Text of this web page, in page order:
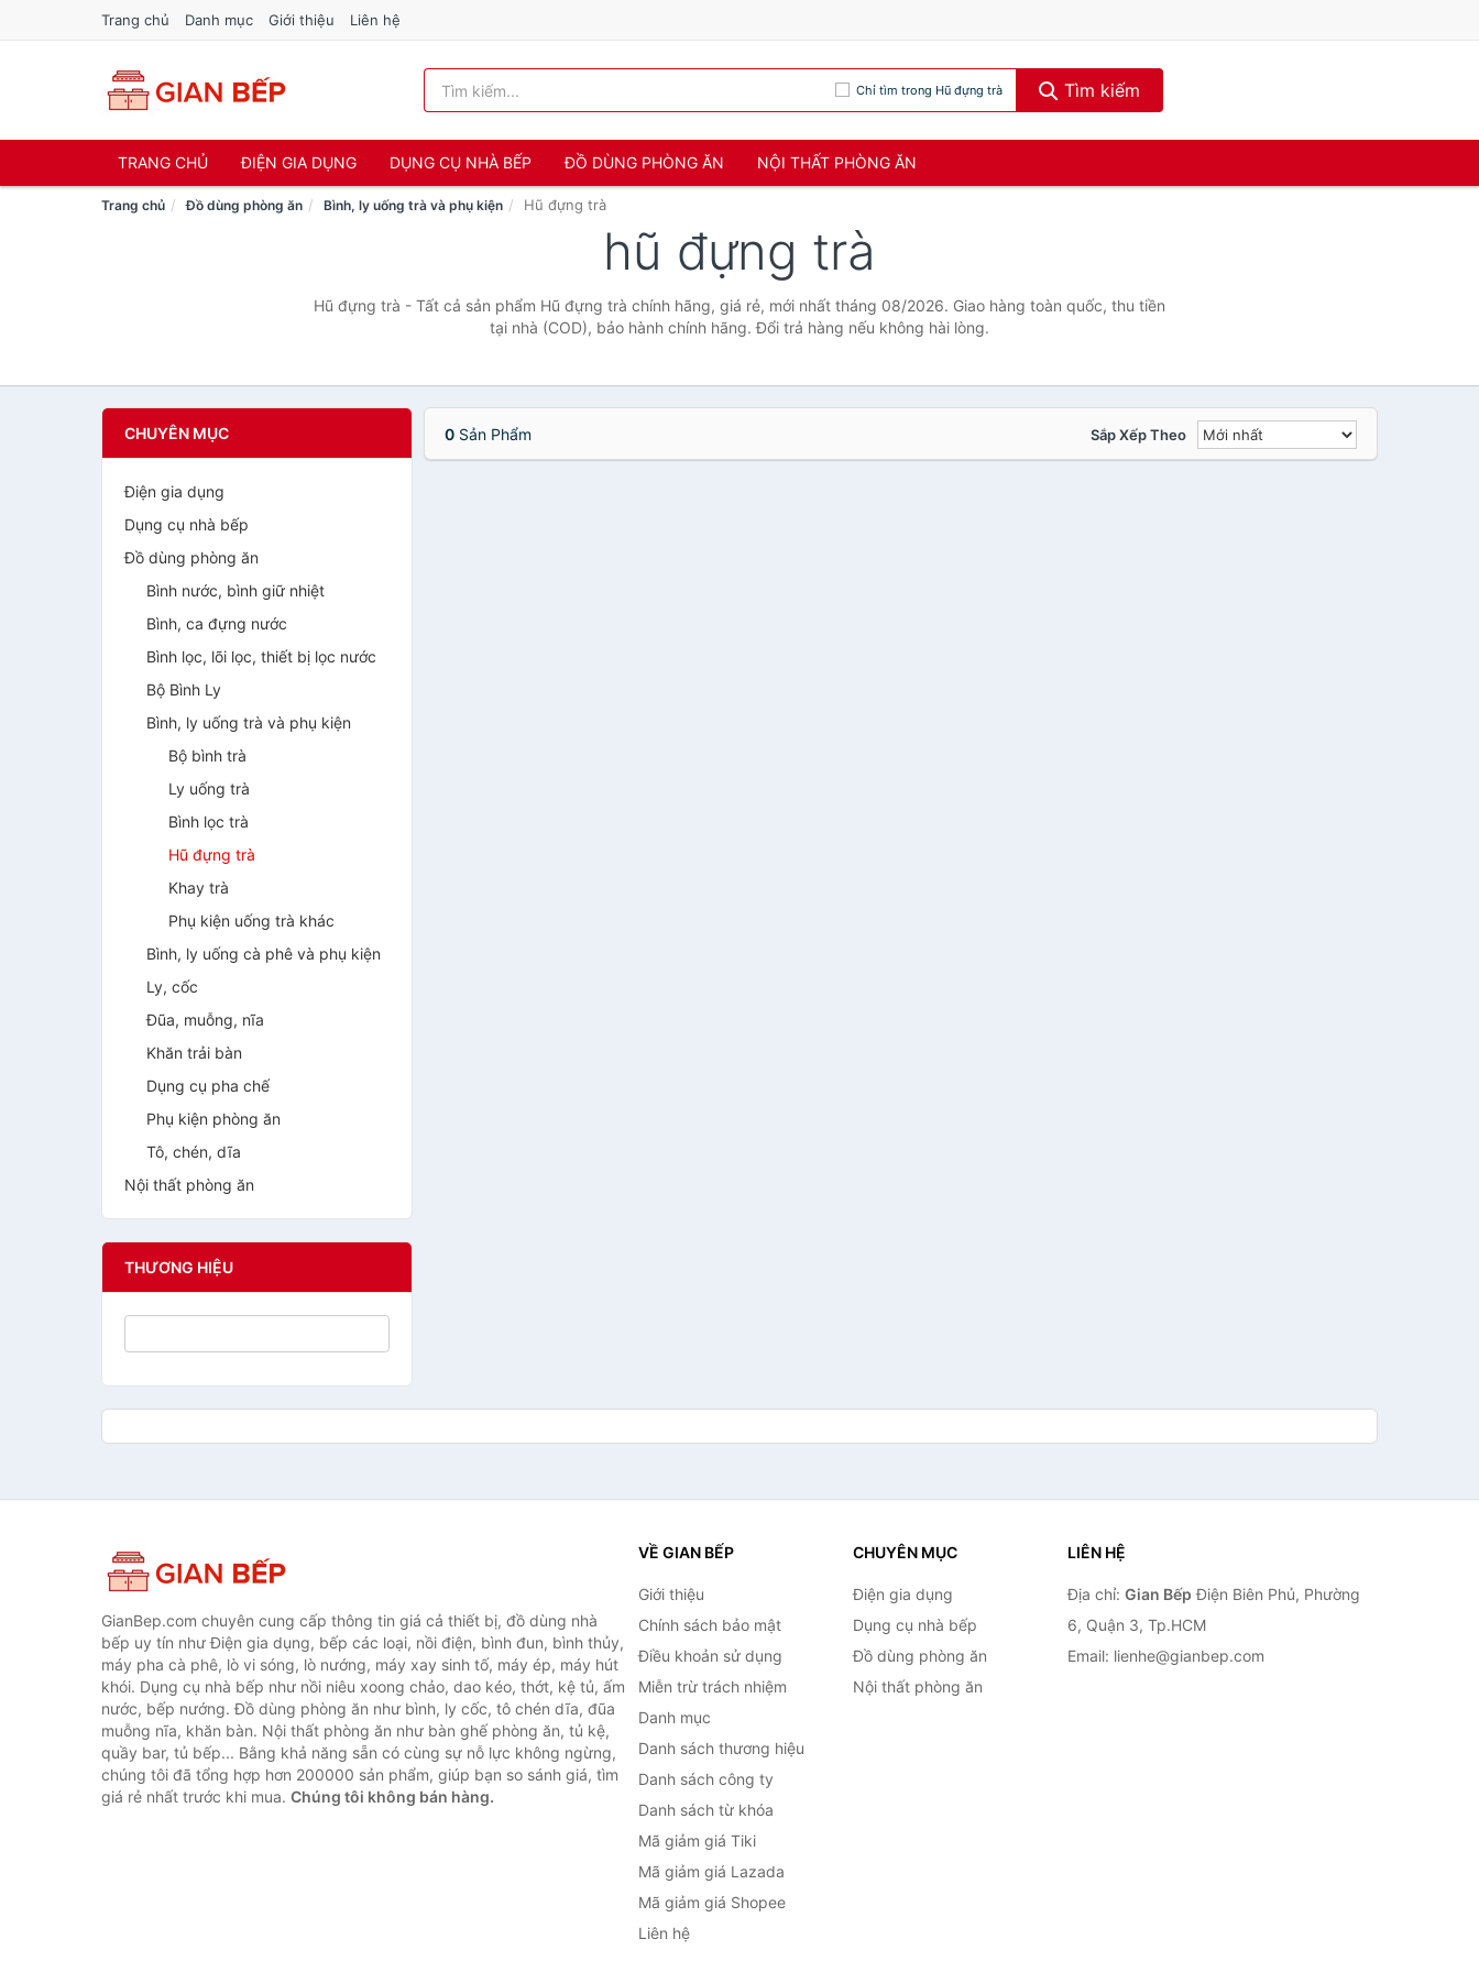
Trang chủ Danh mục Giới thiệu Liên hệ
Chỉ tìm trong Hũ đựng trà Tìm kiếm
TRANG CHỦ ĐIỆN GIA DỤNG DỤNG CỤ NHÀ BẾP ĐỒ DÙNG PHÒNG ĂN NỘI THẤT PHÒNG ĂN
Trang chủ Đồ dùng phòng ăn Bình, ly uống trà và phụ kiện Hũ đựng trà
hũ đựng trà
Hũ đựng trà - Tất cả sản phẩm Hũ đựng trà chính hãng, giá rẻ, mới nhất tháng 08/2026. Giao hàng toàn quốc, thu tiền
tại nhà (COD), bảo hành chính hãng. Đổi trả hàng nếu không hài lòng.
CHUYÊN MỤC
Điện gia dụng
Dụng cụ nhà bếp
Đồ dùng phòng ăn
Bình nước, bình giữ nhiệt
Bình, ca đựng nước
Bình lọc, lõi lọc, thiết bị lọc nước
Bộ Bình Ly
Bình, ly uống trà và phụ kiện
Bộ bình trà
Ly uống trà
Bình lọc trà
Hũ đựng trà
Khay trà
Phụ kiện uống trà khác
Bình, ly uống cà phê và phụ kiện
Ly, cốc
Đũa, muỗng, nĩa
Khăn trải bàn
Dụng cụ pha chế
Phụ kiện phòng ăn
Tô, chén, dĩa
Nội thất phòng ăn
THƯƠNG HIỆU
0Sản Phẩm Sắp Xếp Theo
GianBep.com chuyên cung cấp thông tin giá cả thiết bị, đồ dùng nhà
bếp uy tín như Điện gia dụng, bếp các loại, nồi điện, bình đun, bình thủy,
máy pha cà phê, lò vi sóng, lò nướng, máy xay sinh tố, máy ép, máy hút
khói. Dụng cụ nhà bếp như nồi niêu xoong chảo, dao kéo, thớt, kệ tủ, ấm
nước, bếp nướng. Đồ dùng phòng ăn như bình, ly cốc, tô chén dĩa, đũa
muỗng nĩa, khăn bàn. Nội thất phòng ăn như bàn ghế phòng ăn, tủ kệ,
quầy bar, tủ bếp... Bằng khả năng sẵn có cùng sự nỗ lực không ngừng,
chúng tôi đã tổng hợp hơn 200000 sản phẩm, giúp bạn so sánh giá, tìm
giá rẻ nhất trước khi mua. Chúng tôi không bán hàng.
VỀ GIAN BẾP
Giới thiệu
Chính sách bảo mật
Điều khoản sử dụng
Miễn trừ trách nhiệm
Danh mục
Danh sách thương hiệu
Danh sách công ty
Danh sách từ khóa
Mã giảm giá Tiki
Mã giảm giá Lazada
Mã giảm giá Shopee
Liên hệ
CHUYÊN MỤC
Điện gia dụng
Dụng cụ nhà bếp
Đồ dùng phòng ăn
Nội thất phòng ăn
LIÊN HỆ
Địa chỉ: Gian Bếp Điện Biên Phủ, Phường
6, Quận 3, Tp.HCM
Email: lienhe@gianbep.com